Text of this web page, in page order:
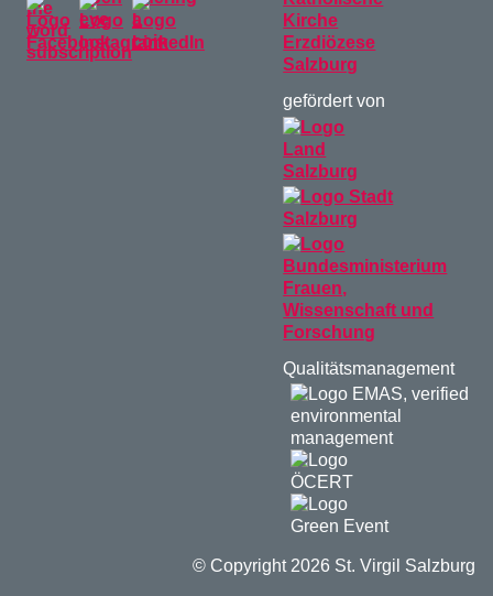
gefördert von
Qualitätsmanagement
© Copyright 2026 St. Virgil Salzburg